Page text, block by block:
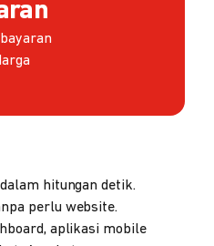
hitungan detik.
perlu website.
aplikasi mobile